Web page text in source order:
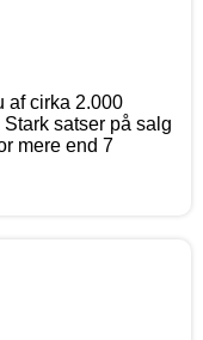
af cirka 2.000
satser på salg
mere end 7